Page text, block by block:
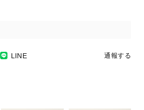
LINE 通報する